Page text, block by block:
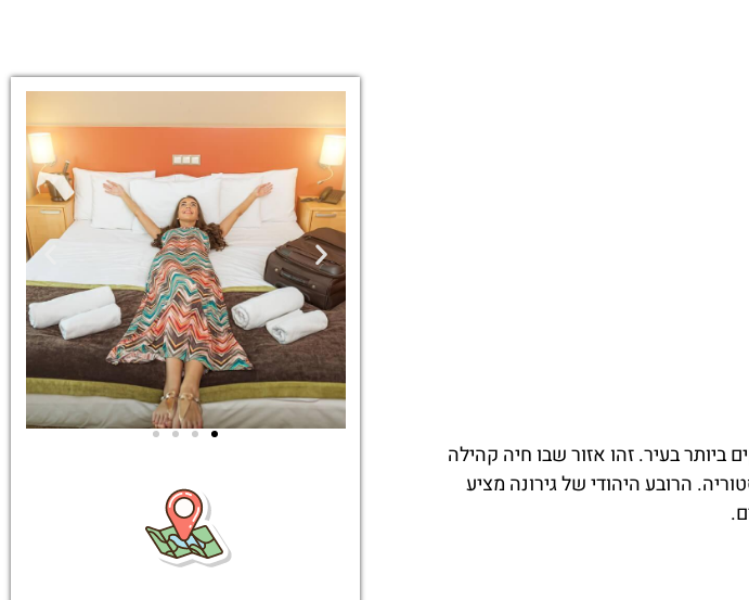
ביותר בעיר. זהו אזור שבו חיה קהילה
הרובע היהודי של גירונה מציע
טיסות